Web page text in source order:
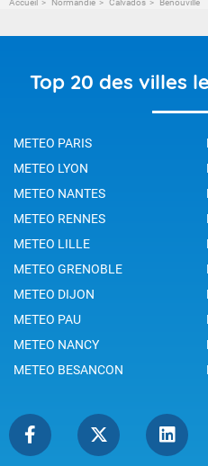
Top 20 des villes
METEO PARIS
METEO LYON
METEO NANTES
METEO RENNES
METEO LILLE
METEO GRENOBLE
METEO DIJON
METEO PAU
METEO NANCY
METEO BESANCON